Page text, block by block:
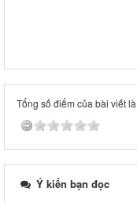
Tổng số điểm của bài viết
Ý kiến bạn đọc